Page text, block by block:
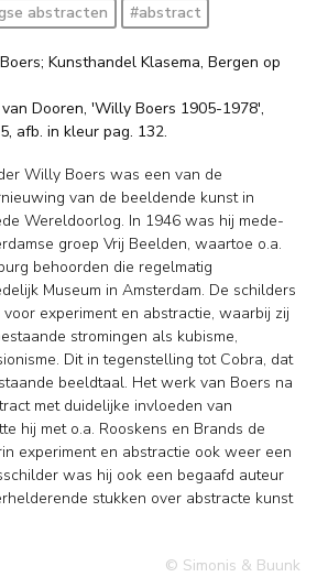
abstracten
#abstract
Kunsthandel Klasema, Bergen op
van Dooren, 'Willy Boers 1905-1978',
afb. in kleur pag. 132.
Willy Boers was een van de
van de beeldende kunst in
Wereldoorlog. In 1946 was hij mede-
groep Vrij Beelden, waartoe o.a.
behoorden die regelmatig
Museum in Amsterdam. De schilders
experiment en abstractie, waarbij zij
stromingen als kubisme,
Dit in tegenstelling tot Cobra, dat
beeldtaal. Het werk van Boers na
met duidelijke invloeden van
hij met o.a. Rooskens en Brands de
abstractie ook weer een
was hij ook een begaafd auteur
stukken over abstracte kunst
© Simonis & Buunk